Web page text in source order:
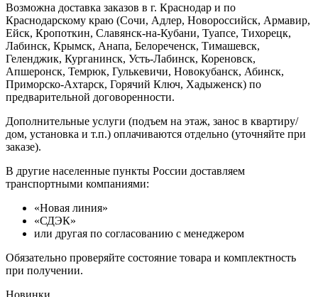
Возможна доставка заказов в г. Краснодар и по
Краснодарскому краю (Сочи, Адлер, Новороссийск, Армавир,
Ейск, Кропоткин, Славянск-на-Кубани, Туапсе, Тихорецк,
Лабинск, Крымск, Анапа, Белореченск, Тимашевск,
Геленджик, Курганинск, Усть-Лабинск, Кореновск,
Апшеронск, Темрюк, Гулькевичи, Новокубанск, Абинск,
Приморско-Ахтарск, Горячий Ключ, Хадыженск) по
предварительной договоренности.
Дополнительные услуги (подъем на этаж, занос в квартиру/
дом, установка и т.п.) оплачиваются отдельно (уточняйте при
заказе).
В другие населенные пункты России доставляем
транспортными компаниями:
«Новая линия»
«СДЭК»
или другая по согласованию с менеджером
Обязательно проверяйте состояние товара и комплектность
при получении.
Новинки